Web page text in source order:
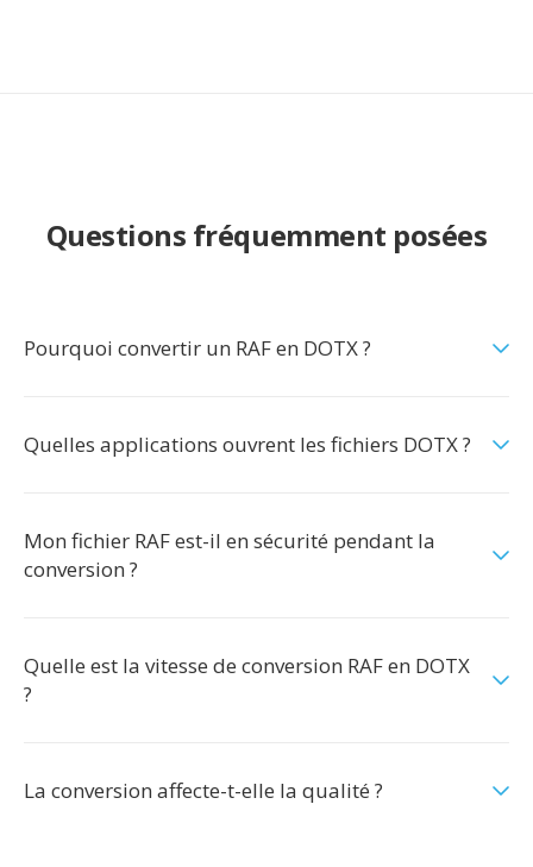
Questions fréquemment posées
Pourquoi convertir un RAF en DOTX ?
Quelles applications ouvrent les fichiers DOTX ?
Mon fichier RAF est-il en sécurité pendant la
conversion ?
Quelle est la vitesse de conversion RAF en DOTX
?
La conversion affecte-t-elle la qualité ?